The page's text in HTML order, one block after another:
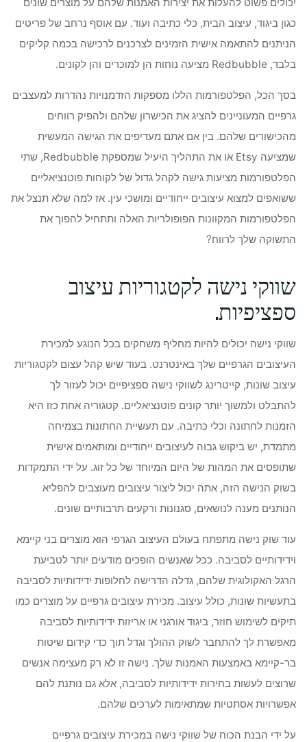
כגון ביגוד, עיצוב הבית, כלי כתיבה ועוד. עם אוסף נרחב של פריטים
הניתנים להתאמה אישית הזמינים לצרכנים לרכישה בכמה קליקים
בלבד, Redbubble מציעה נוחות הן למוכרים והן לקונים.
בסך הכל, הפלטפורמות הללו מספקות הזדמנויות נהדרות למעצבים
גרפיים המעוניינים להציג את הכישרון שלהם ולהפיק רווחים
מהכישורים שלהם. בין אם אתם מעדיפים את הגישה המעשית
שמציעה Etsy או את התהליך היעיל שמספקת Redbubble, שתי
הפלטפורמות מציעות גישה לקהל גדול של לקוחות פוטנציאליים
ששואפים למצוא עיצובים ייחודיים ומושכי עין. אז למה שלא תנצל את
הפלטפורמות המקוונות הפופולריות האלה ותתחיל להפוך את
התשוקה שלך לרווח?
שווקי נישה לקטגוריות עיצוב
ספציפיות.
שווקי נישה יכולים להיות מחליף משחקים בכל הנוגע למכירת
העיצובים הגרפיים שלך באינטרנט. בעוד שיש קהל עצום לקטגוריות
עיצוב שונות, קייטרינג לשווקי נישה ספציפיים יכול לעזור לך
להתבלט ולמשוך יותר קונים פוטנציאליים. קטגוריה אחת כזו היא
הזמנות לחתונה וכלי כתיבה. עם תעשיית החתונות בצמיחה
מתמדת, יש ביקוש גבוה לעיצובים ייחודיים ומותאמים אישית
שתופסים את המהות של היום המיוחד של כל זוג. על ידי התמקדות
בשוק הנישה הזה, אתה יכול ליצור עיצובים מעוצבים להפליא
הנותנים מענה לנושאים, סגנונות ורקעים תרבותיים שונים.
עוד שוק נישה מתפתח בעולם העיצוב הגרפי הוא מוצרים בני קיימא
וידידותיים לסביבה. ככל שאנשים הופכים מודעים יותר לטביעת
הרגל האקולוגית שלהם, גדלה הדרישה לחלופות ידידותיות לסביבה
בתעשיות שונות, כולל עיצוב. מכירת עיצובים גרפיים על מוצרים כמו
תיקים לשימוש חוזר, ביגוד אורגני או אריזות ידידותיות לסביבה
מאפשרת לך להתחבר לשוק ההולך וגדל תוך כדי קידום שיטות
בר-קיימא באמצעות האמנות שלך. נישה זו לא רק מעצימה אנשים
שרוצים לעשות בחירות ידידותיות לסביבה, אלא גם נותנת להם
אפשרויות אסתטיות שמתאימות לערכים שלהם.
על ידי הבנת הכוח של שווקי נישה במכירת עיצובים גרפיים